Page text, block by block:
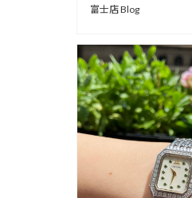
富士店 Blog